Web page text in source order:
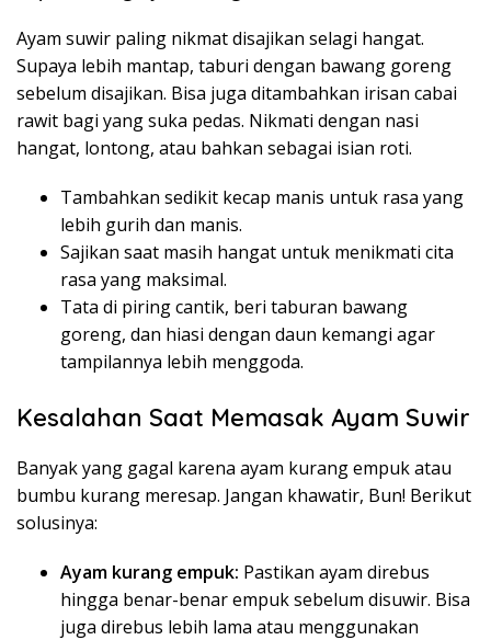
Ayam suwir paling nikmat disajikan selagi hangat.
Supaya lebih mantap, taburi dengan bawang goreng
sebelum disajikan. Bisa juga ditambahkan irisan cabai
rawit bagi yang suka pedas. Nikmati dengan nasi
hangat, lontong, atau bahkan sebagai isian roti.
Tambahkan sedikit kecap manis untuk rasa yang
lebih gurih dan manis.
Sajikan saat masih hangat untuk menikmati cita
rasa yang maksimal.
Tata di piring cantik, beri taburan bawang
goreng, dan hiasi dengan daun kemangi agar
tampilannya lebih menggoda.
Kesalahan Saat Memasak Ayam Suwir
Banyak yang gagal karena ayam kurang empuk atau
bumbu kurang meresap. Jangan khawatir, Bun! Berikut
solusinya:
Ayam kurang empuk: Pastikan ayam direbus
hingga benar-benar empuk sebelum disuwir. Bisa
juga direbus lebih lama atau menggunakan